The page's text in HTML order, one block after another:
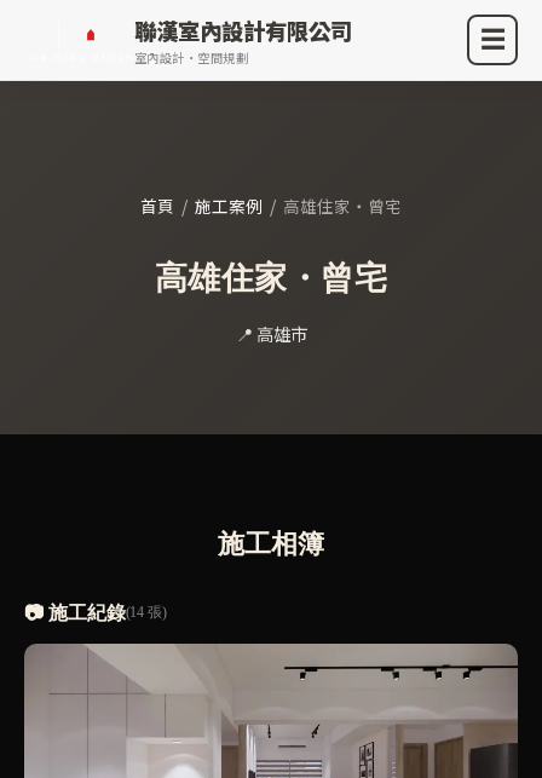
聯漢室內設計有限公司
室內設計・空間規劃
☰
首頁 / 施工案例 / 高雄住家・曾宅
高雄住家・曾宅
📍 高雄市
施工相簿
📷 施工紀錄(14 張)